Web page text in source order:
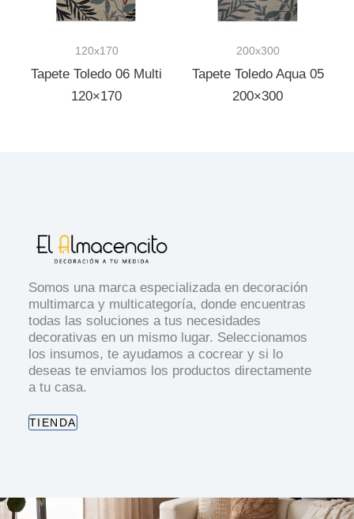
120x170
Tapete Toledo 06 Multi
120×170
200x300
Tapete Toledo Aqua 05
200×300
Somos una marca especializada en decoración
multimarca y multicategoría, donde encuentras
todas las soluciones a tus necesidades
decorativas en un mismo lugar. Seleccionamos
los insumos, te ayudamos a cocrear y si lo
deseas te enviamos los productos directamente
a tu casa.
TIENDA